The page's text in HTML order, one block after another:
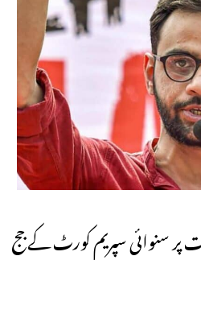
پر سنوائی سپریم کورٹ کے جج